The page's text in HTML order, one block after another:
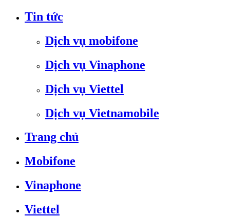
Tin tức
Dịch vụ mobifone
Dịch vụ Vinaphone
Dịch vụ Viettel
Dịch vụ Vietnamobile
Trang chủ
Mobifone
Vinaphone
Viettel